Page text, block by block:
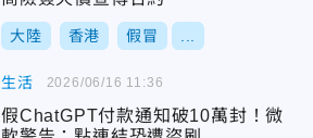
大陸 香港 假冒
生活
假ChatGPT付款通知破10萬封！微
2026/06/16 11:36